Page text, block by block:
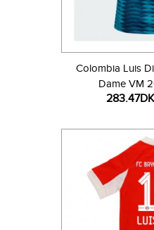
Colombia Luis
Dame VM